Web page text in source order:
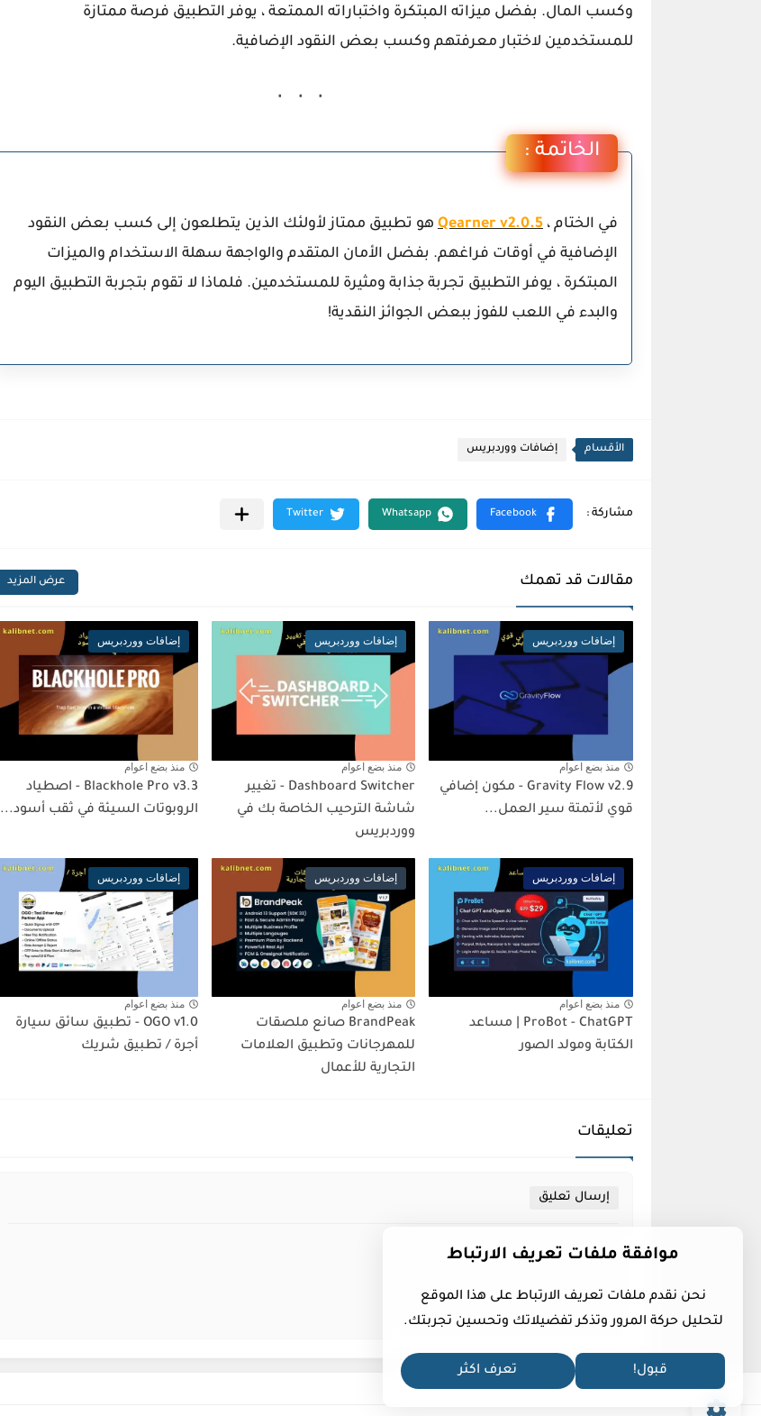
وكسب المال. بفضل ميزاته المبتكرة واختباراته الممتعة ، يوفر التطبيق فرصة ممتازة
للمستخدمين لاختبار معرفتهم وكسب بعض النقود الإضافية.
الخاتمة :
في الختام ، Qearner v2.0.5 هو تطبيق ممتاز لأولئك الذين يتطلعون إلى كسب بعض النقود
الإضافية في أوقات فراغهم. بفضل الأمان المتقدم والواجهة سهلة الاستخدام والميزات
المبتكرة ، يوفر التطبيق تجربة جذابة ومثيرة للمستخدمين. فلماذا لا تقوم بتجربة التطبيق اليوم
والبدء في اللعب للفوز ببعض الجوائز النقدية!
الأقسام إضافات ووردبريس
مقالات قد تهمك عرض المزيد
إضافات ووردبريس
منذ بضع اعوام
Gravity Flow v2.9 - مكون إضافي
قوي لأتمتة سير العمل...
إضافات ووردبريس
منذ بضع اعوام
Dashboard Switcher - تغيير
شاشة الترحيب الخاصة بك في
ووردبريس
إضافات ووردبريس
منذ بضع اعوام
Blackhole Pro v3.3 - اصطياد
الروبوتات السيئة في ثقب أسود...
إضافات ووردبريس
منذ بضع اعوام
ProBot - ChatGPT | مساعد
الكتابة ومولد الصور
إضافات ووردبريس
منذ بضع اعوام
BrandPeak صانع ملصقات
للمهرجانات وتطبيق العلامات
التجارية للأعمال
إضافات ووردبريس
منذ بضع اعوام
OGO v1.0 - تطبيق سائق سيارة
أجرة / تطبيق شريك
تعليقات
إرسال تعليق
موافقة ملفات تعريف الارتباط
نحن نقدم ملفات تعريف الارتباط على هذا الموقع
لتحليل حركة المرور وتذكر تفضيلاتك وتحسين تجربتك.
قبول! تعرف اكثر